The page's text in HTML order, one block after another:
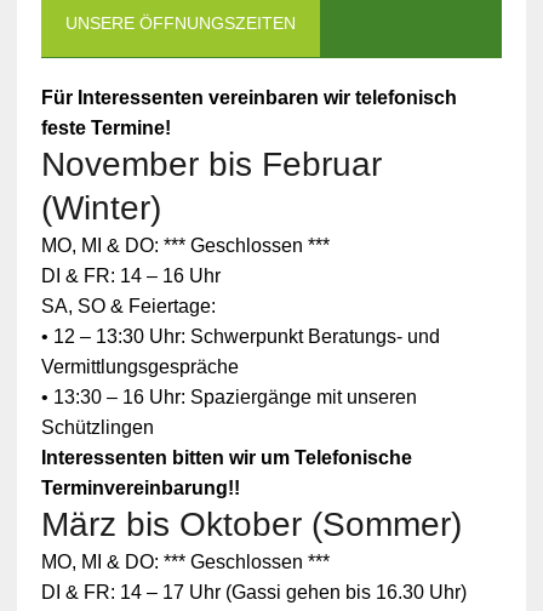
UNSERE ÖFFNUNGSZEITEN
Für Interessenten vereinbaren wir telefonisch
feste Termine!
November bis Februar
(Winter)
MO, MI & DO: *** Geschlossen ***
DI & FR: 14 – 16 Uhr
SA, SO & Feiertage:
• 12 – 13:30 Uhr: Schwerpunkt Beratungs- und
Vermittlungsgespräche
• 13:30 – 16 Uhr: Spaziergänge mit unseren
Schützlingen
Interessenten bitten wir um Telefonische
Terminvereinbarung!!
März bis Oktober (Sommer)
MO, MI & DO: *** Geschlossen ***
DI & FR: 14 – 17 Uhr (Gassi gehen bis 16.30 Uhr)